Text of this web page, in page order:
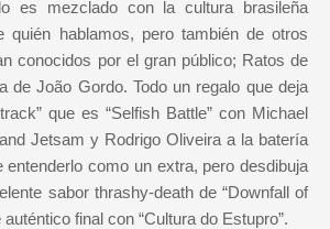
es mezclado con la cultura brasileña
quién hablamos, pero también de otros
conocidos por el gran público; Ratos de
de João Gordo. Todo un regalo que deja
que es “Selfish Battle” con Michael
Jetsam y Rodrigo Oliveira a la batería
entenderlo como un extra, pero desdibuja
sabor thrashy-death de “Downfall of
final con “Cultura do Estupro”.